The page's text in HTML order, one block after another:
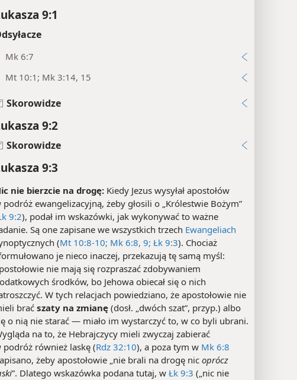
9:1
Mk 6:7
Mt 10:1; Mk 3:14, 15
Skorowidze
9:2
Skorowidze
9:3
nie bierzcie na drogę: Kiedy Jezus wysyłał apostołów
podróż ewangelizacyjną, żeby głosili o „Królestwie Bożym”
9:2), podał im wskazówki, jak wykonywać to ważne
Są one zapisane we wszystkich trzech Ewangeliach
(Mt 10:8-10; Mk 6:8, 9; Łk 9:3). Chociaż
je nieco inaczej, przekazują tę samą myśl:
nie mają się rozpraszać zdobywaniem
środków, bo Jehowa obiecał się o nich
W tych relacjach powiedziano, że apostołowie nie
braćszaty na zmianę (dosł. „dwóch szat”, przyp.) albo
o nią nie starać — miało im wystarczyć to, w co byli ubrani.
na to, że Hebrajczycy mieli zwyczaj zabierać
podróż również laskę (Rdz 32:10), a poza tym w Mk 6:8
żeby apostołowie „nie brali na drogę nic oprócz
”. Dlatego wskazówka podana tutaj, w Łk 9:3 („nic nie